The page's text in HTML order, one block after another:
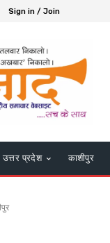
Sign in / Join
उत्तर प्रदेश काशीपुर